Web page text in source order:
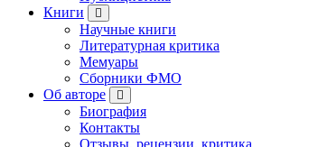
Книги
Научные книги
Литературная критика
Мемуары
Сборники ФМО
Об авторе
Биография
Контакты